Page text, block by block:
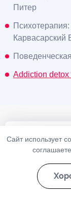
Питер
Карвасарский
Addiction
Возраст
Сайт использует